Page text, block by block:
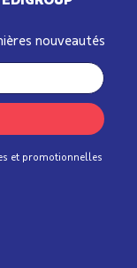
nouveautés
et promotionnelles